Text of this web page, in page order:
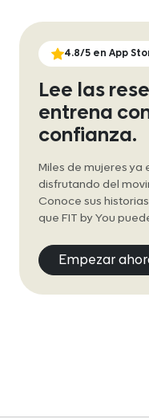
4.8/5 en App
Lee las
entrena
confianza.
Miles de mujeres ya
disfrutando del
Conoce sus
que FIT by You
Empezar